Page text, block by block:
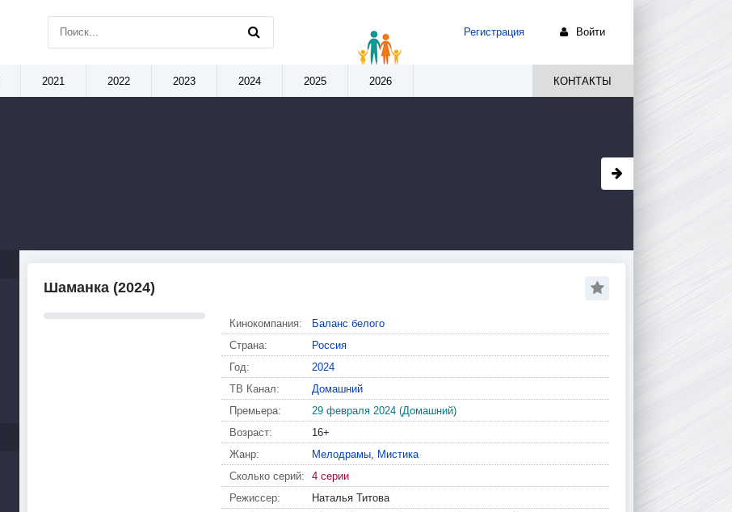
Шаманка (2024)
Кинокомпания:
Баланс белого
Страна:
Россия
Год:
2024
ТВ Канал:
Домашний
Премьера:
29 февраля 2024 (Домашний)
Возраст:
16+
Жанр:
Мелодрамы, Мистика
Сколько серий:
4 серии
Режиссер:
Наталья Титова
Регистрация Войти
2021 2022 2023 2024 2025 2026 КОНТАКТЫ